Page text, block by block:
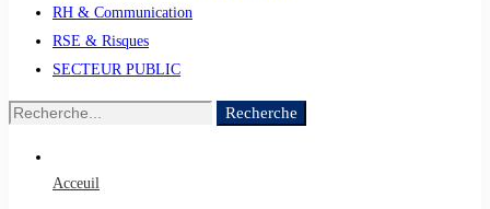
RH & Communication
RSE & Risques
SECTEUR PUBLIC
Recherche
Recherche
Acceuil